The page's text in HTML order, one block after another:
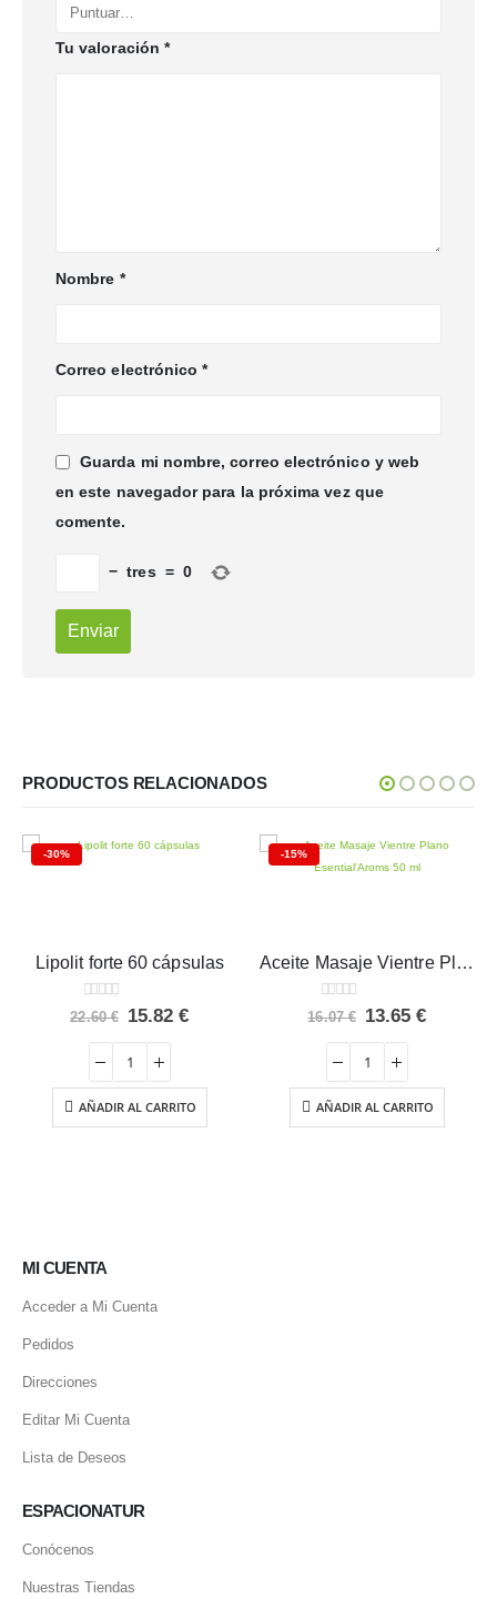
Tu valoración *
Nombre *
Correo electrónico*
Guarda mi nombre, correo electrónico y web
en este navegador para la próxima vez que
comente.
− tres = 0
PRODUCTOS RELACIONADOS
-30%
Lipolit forte 60 cápsulas
0 out of 5
22.60€ El
era:
22.60 €.
15.82€El
15.82 €.
AÑADIR AL CARRITO
-15%
Aceite Masaje Vientre Plano Esential’Aroms 50 ml
0 out of 5
16.07€ El
era:
16.07 €.
13.65€El
13.65 €.
AÑADIR AL CARRITO
MI CUENTA
Acceder a Mi Cuenta
Pedidos
Direcciones
Editar Mi Cuenta
Lista de Deseos
ESPACIONATUR
Conócenos
Nuestras Tiendas